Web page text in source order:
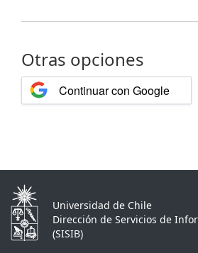
Otras opciones
Continuar con Google
Universidad de Chile
Dirección de Servicios de
(SISIB)